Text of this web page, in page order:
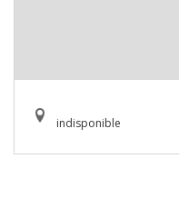
indisponible